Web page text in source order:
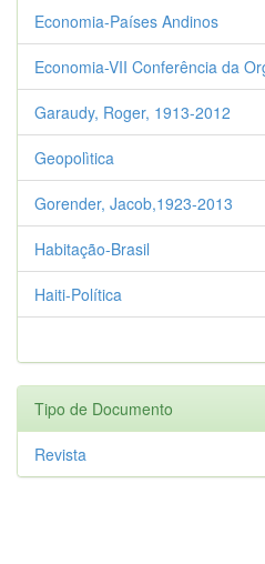
Economia-Países Andinos
Economia-VII Conferência da
Garaudy, Roger, 1913-2012
Geopolìtica
Gorender, Jacob,1923-2013
Habitação-Brasil
Haiti-Política
Tipo de Documento
Revista